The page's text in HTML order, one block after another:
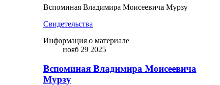
Вспоминая Владимира Моисеевича Мурзу
Свидетельства
Информация о материале
нояб 29 2025
Вспоминая Владимира Моисеевича
Мурзу